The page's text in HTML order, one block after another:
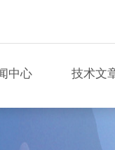
中心 技术文